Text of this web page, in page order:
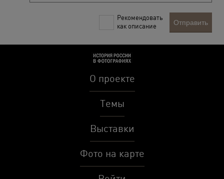
Рекомендовать
как описание
Отправить
О проекте
Темы
Выставки
Фото на карте